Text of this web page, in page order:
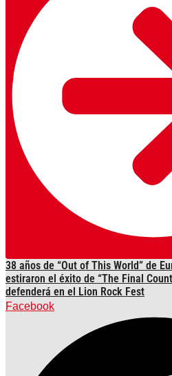
38 años de “Out of This World” de
estiraron el éxito de “The Final
defenderá en el Lion Rock Fest
Facebook